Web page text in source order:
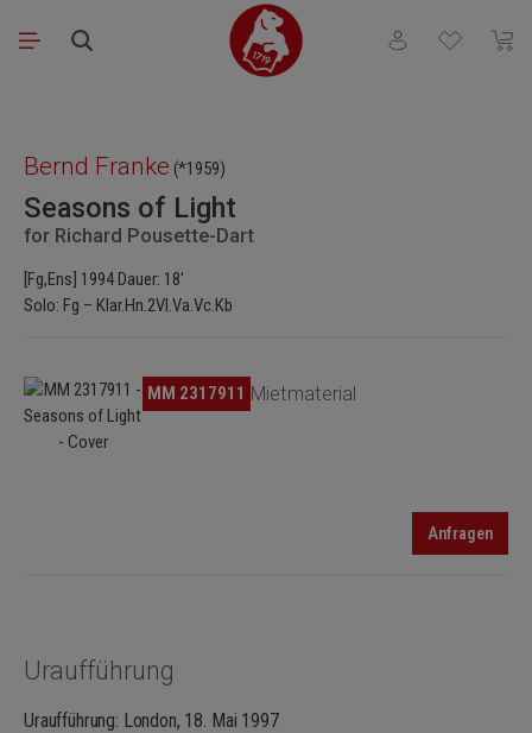
Zum Hauptinhalt springen
Du hast 0
Bernd Franke (*1959)
Seasons of Light
for Richard Pousette-Dart
[Fg,Ens] 1994 Dauer: 18'
Solo: Fg – Klar.Hn.2Vl.Va.Vc.Kb
Bildergalerie überspringenMM 2317911 Mietmaterial
Anfragen
Uraufführung
Uraufführung: London, 18. Mai 1997